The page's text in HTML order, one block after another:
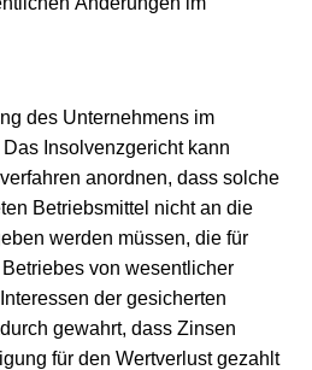
des Unternehmens im
Insolvenzgericht kann
anordnen, dass solche
Betriebsmittel nicht an die
werden müssen, die für
von wesentlicher
der gesicherten
gewahrt, dass Zinsen
für den Wertverlust gezahlt